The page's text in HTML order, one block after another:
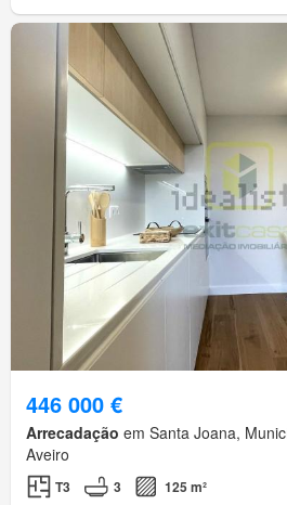
446 000 €
Arrecadação em Santa Joana,
Aveiro
T3 3
125 m²